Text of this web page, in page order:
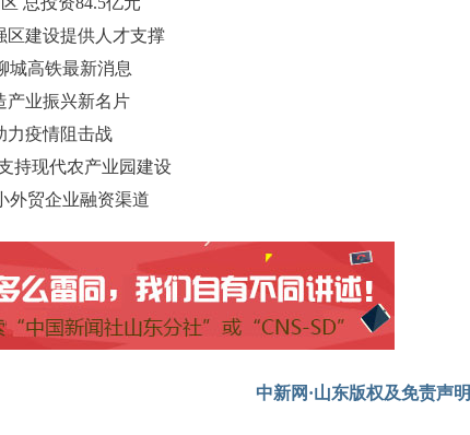
区建设提供人才支撑
城高铁最新消息
产业振兴新名片
力疫情阻击战
持现代农产业园建设
外贸企业融资渠道
中新网·山东版权及免责声明